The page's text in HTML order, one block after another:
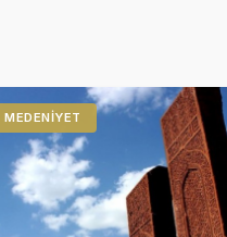
MEDENIYET